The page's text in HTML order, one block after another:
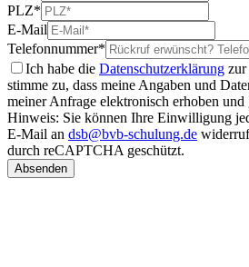
PLZ*
E-Mail
Telefonnummer*
Ich habe die Datenschutzerklärung zur
stimme zu, dass meine Angaben und
meiner Anfrage elektronisch erhoben und
Hinweis: Sie können Ihre Einwilligung
E-Mail an dsb@bvb-schulung.de
durch reCAPTCHA geschützt.